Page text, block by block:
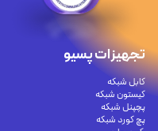
تجهیزات پسیو
کابل شبکه
کیستون شبکه
پچپنل شبکه
پچ کورد شبکه